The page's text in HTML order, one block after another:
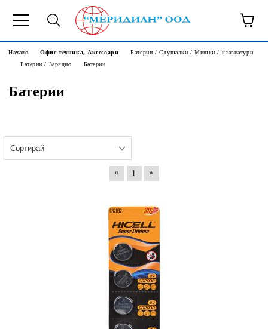
Начало Офис техника, Аксесоари
Батерии / Слушалки / Мишки / клавиатури
Батерии / Зарядно
Батерии
Батерии
« 1 »